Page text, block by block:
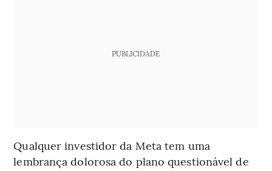
PUBLICIDADE
Qualquer investidor da Meta tem uma
lembrança dolorosa do plano questionável de